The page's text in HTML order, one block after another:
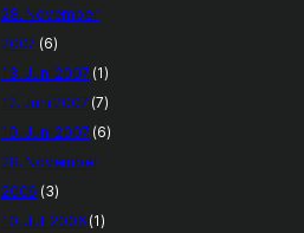
28. November
2007 (6)
13. Juni 2007 (1)
12. Juni 2007 (7)
10. Juni 2007 (6)
28. November
2006 (3)
10. Juli 2006 (1)